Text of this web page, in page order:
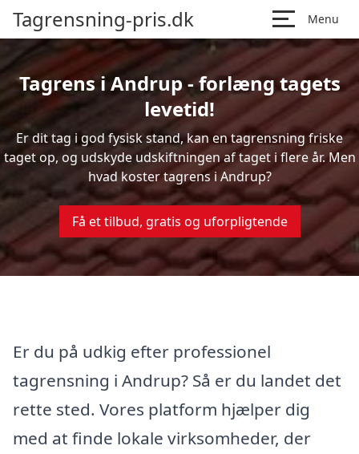
Tagrensning-pris.dk Menu
Tagrens i Andrup - forlæng tagets
levetid!
Er dit tag i god fysisk stand, kan en tagrensning friske
taget op, og udskyde udskiftningen af taget i flere år. Men
hvad koster tagrens i Andrup?
Få et tilbud, gratis og uforpligtende
Er du på udkig efter professionel
tagrensning i Andrup? Så er du landet det
rette sted. Vores platform hjælper dig
med at finde lokale virksomheder, der